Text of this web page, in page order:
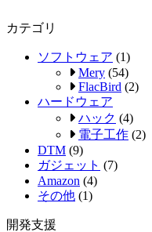
カテゴリ
ソフトウェア (1)
Mery (54)
FlacBird (2)
ハードウェア
ハック (4)
電子工作 (2)
DTM (9)
ガジェット (7)
Amazon (4)
その他 (1)
開発支援